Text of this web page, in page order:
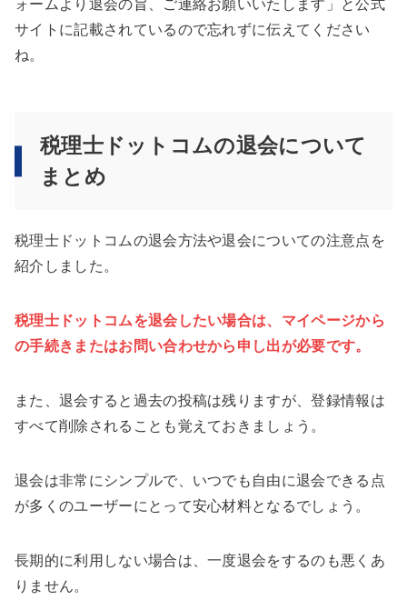
ォームより退会の旨、ご連絡お願いいたします」と公式
サイトに記載されているので忘れずに伝えてください
ね。
税理士ドットコムの退会について
まとめ
税理士ドットコムの退会方法や退会についての注意点を
紹介しました。
税理士ドットコムを退会したい場合は、マイページから
の手続きまたはお問い合わせから申し出が必要です。
また、退会すると過去の投稿は残りますが、登録情報は
すべて削除されることも覚えておきましょう。
退会は非常にシンプルで、いつでも自由に退会できる点
が多くのユーザーにとって安心材料となるでしょう。
長期的に利用しない場合は、一度退会をするのも悪くあ
りません。